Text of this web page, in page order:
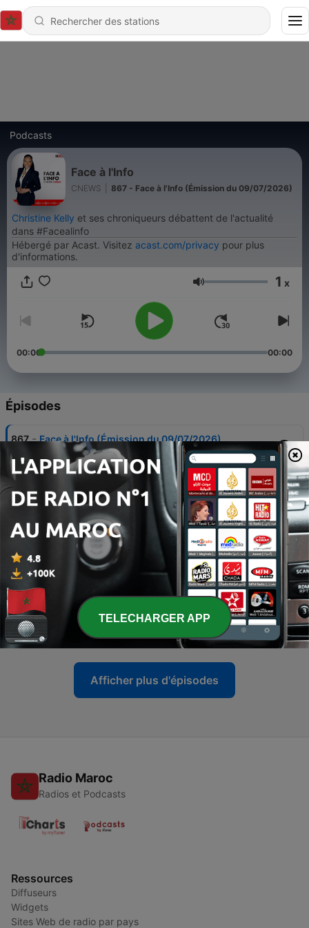
Podcasts
Face à l'Info
CNEWS 867 - Face à l'Info (Émission du 09/07/2026)
Christine Kelly et ses chroniqueurs débattent de l'actualité
dans #Facealinfo
Hébergé par Acast. Visitez acast.com/privacy pour plus
d'informations.
Volume 1 x
00:00 00:00
Épisodes
867 - Face à l'Info (Émission du 09/07/2026)
09 juil. 2026
866 Face à l'Info (Émission du 08/07/2026)
08 juil. 2026
865 - Face à l'Info (Émission du 07/07/2026)
864 - Face à l'Info (Émission du 06/07/2026)
06 juil. 2026
863 - Face à l'Info (Émission du 02/07/2026)
02 juil. 2026
Afficher plus d'épisodes
Radio Maroc
Radios et Podcasts
Ressources
Diffuseurs
Widgets
Sites Web de radio par pays
TELECHARGER APP